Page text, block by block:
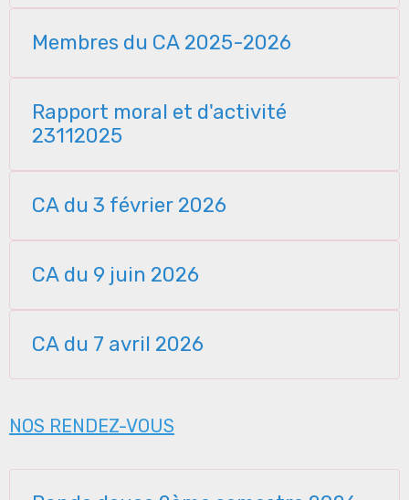
Membres du CA 2025-2026
Rapport moral et d'activité
23112025
CA du 3 février 2026
CA du 9 juin 2026
CA du 7 avril 2026
NOS RENDEZ-VOUS